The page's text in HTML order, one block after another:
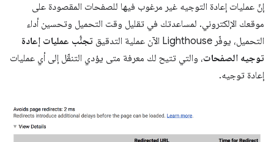
إنّ عمليات إعادة التوجيه غير مرغوب فيها للصفحات المقصودة على
موقعك الإلكتروني. لمساعدتك في تقليل وقت التحميل وتحسين أداء
التحميل، يوفّر Lighthouse الآن عملية التدقيق
تجنُّب عمليات إعادة
توجيه الصفحات، والتي تتيح لك معرفة متى يؤدي التنقّل إلى أي عمليات
إعادة توجيه.